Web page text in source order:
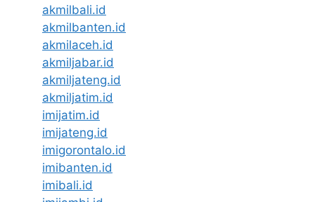
akmilbali.id
akmilbanten.id
akmilaceh.id
akmiljabar.id
akmiljateng.id
akmiljatim.id
imijatim.id
imijateng.id
imigorontalo.id
imibanten.id
imibali.id